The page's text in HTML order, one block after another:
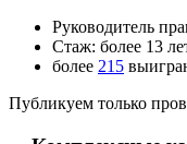
Руководитель
Стаж: более 13
более 215
Публикуем только